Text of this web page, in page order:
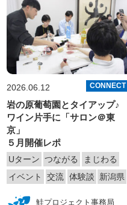
2026.06.12 CONNECT
岩の原葡萄園とタイアップ♪
ワイン片手に「サロン＠東
京」
５月開催レポ
Uターン つながる
まじわる
イベント
交流 体験談 新潟県
鮭プロジェクト事務局